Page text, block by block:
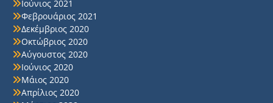
Ιούνιος 2021
Φεβρουάριος 2021
Δεκέμβριος 2020
Οκτώβριος 2020
Αύγουστος 2020
Ιούνιος 2020
Μάιος 2020
Απρίλιος 2020